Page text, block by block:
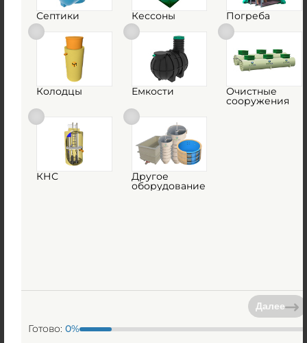
Емкость Multplast М30
Есть в наличии
657 800руб.
Септики Кессоны Погреба
Колодцы Емкости Очистные
сооружения
КНС Другое
оборудование
Готово: 0%
Далее